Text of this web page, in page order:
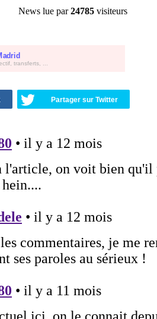
News lue par24785 visiteurs
transferts, ...
Partager sur Twitter